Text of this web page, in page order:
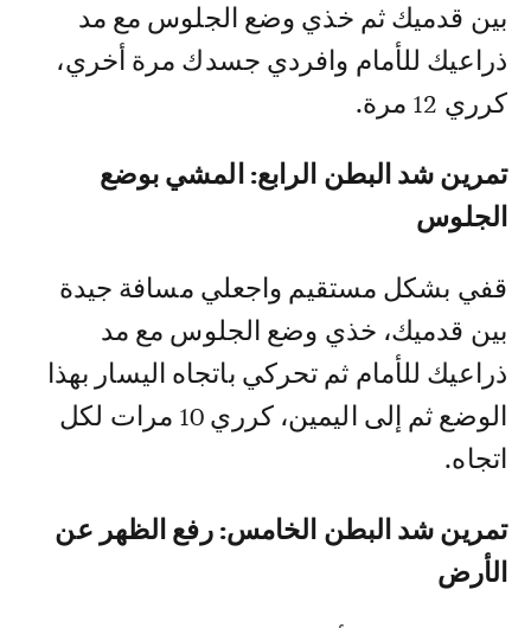
بين قدميك ثم خذي وضع الجلوس مع مد
ذراعيك للأمام وافردي جسدك مرة أخري،
كرري 12 مرة.
تمرين شد البطن الرابع: المشي بوضع
الجلوس
قفي بشكل مستقيم واجعلي مسافة جيدة
بين قدميك، خذي وضع الجلوس مع مد
ذراعيك للأمام ثم تحركي باتجاه اليسار بهذا
الوضع ثم إلى اليمين، كرري 10 مرات لكل
اتجاه.
تمرين شد البطن الخامس: رفع الظهر عن
الأرض